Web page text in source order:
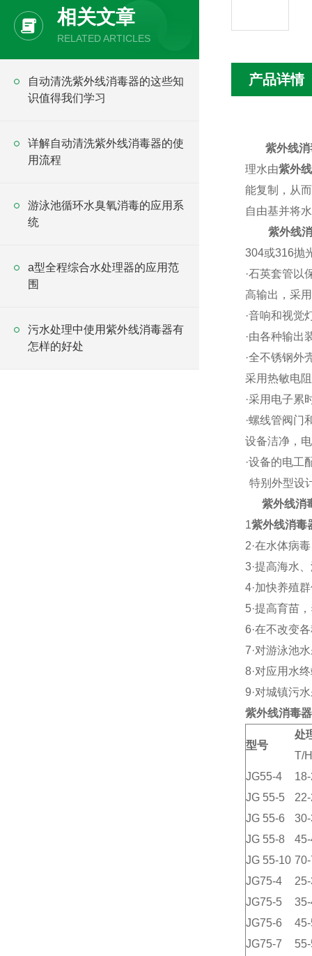
相关文章
RELATED ARTICLES
自动清洗紫外线消毒器的这些知
识值得我们学习
详解自动清洗紫外线消毒器的使
用流程
游泳池循环水臭氧消毒的应用系
统
a型全程综合水处理器的应用范
围
污水处理中使用紫外线消毒器有
怎样的好处
产品详情
紫外线
理水由紫外
能复制，从
自由基并将
紫外线
304或316抛
·石英套管以
高输出，采
·音响和视觉
·由各种输出
·全不锈钢外
采用热敏电
·采用电子累
·螺线管阀门
设备洁净，
·设备的电工
特别外型设
紫外线消
1紫外线消毒
2·在水体病
3·提高海水
4·加快养殖
5·提高育苗
6·在不改变
7·对游泳池
8·对应用水
9·对城镇污
紫外线消毒
型号
处
T/H
JG55-4
JG 55-5
JG 55-6
JG 55-8
JG 55-10
JG75-4
JG75-5
JG75-6
JG75-7